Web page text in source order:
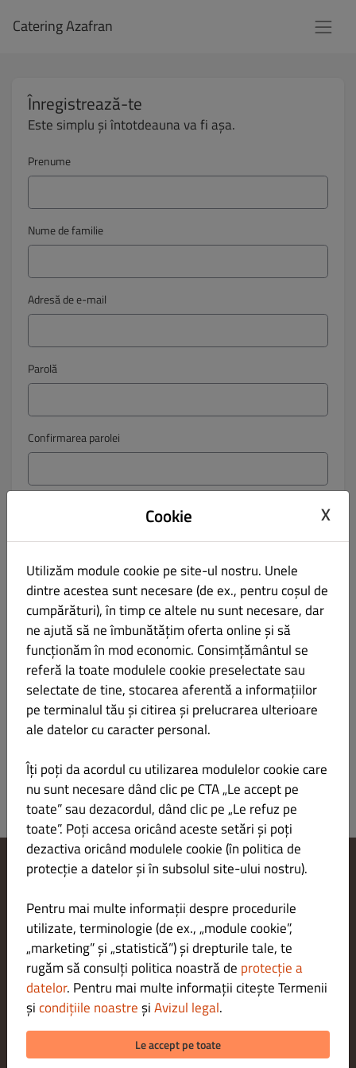
Catering Azafran
Înregistrează-te
Este simplu și întotdeauna va fi așa.
Prenume
Nume de familie
Adresă de e-mail
Parolă
Confirmarea parolei
Niciuna
Vreau să rămân la curent cu ofertele prin e-mail.
Dând clic pe „Înregistrare” declari că ești de acord cu
Termenii și Condițiile , precum și cu Protecția datelorstabilite
de acest site.
Înregistrare
Conectare
Contactează-ne
Politica de confidențialitate
Termeni și condiții
Aviz juridic
METODE DE PLATĂ PENTRU LIVRARE
Cookie X
Utilizăm module cookie pe site-ul nostru. Unele
dintre acestea sunt necesare (de ex., pentru coșul de
cumpărături), în timp ce altele nu sunt necesare, dar
ne ajută să ne îmbunătățim oferta online și să
funcționăm în mod economic. Consimțământul se
referă la toate modulele cookie preselectate sau
selectate de tine, stocarea aferentă a informațiilor
pe terminalul tău și citirea și prelucrarea ulterioare
ale datelor cu caracter personal.
Îți poți da acordul cu utilizarea modulelor cookie care
nu sunt necesare dând clic pe CTA „Le accept pe
toate” sau dezacordul, dând clic pe „Le refuz pe
toate”. Poți accesa oricând aceste setări și poți
dezactiva oricând modulele cookie (în politica de
protecție a datelor și în subsolul site-ului nostru).
Pentru mai multe informații despre procedurile
utilizate, terminologie (de ex., „module cookie”,
„marketing” și „statistică”) și drepturile tale, te
rugăm să consulți politica noastră de protecție a
datelor. Pentru mai multe informații citește Termenii
șicondițiile noastreșiAvizul legal.
Le accept pe toate